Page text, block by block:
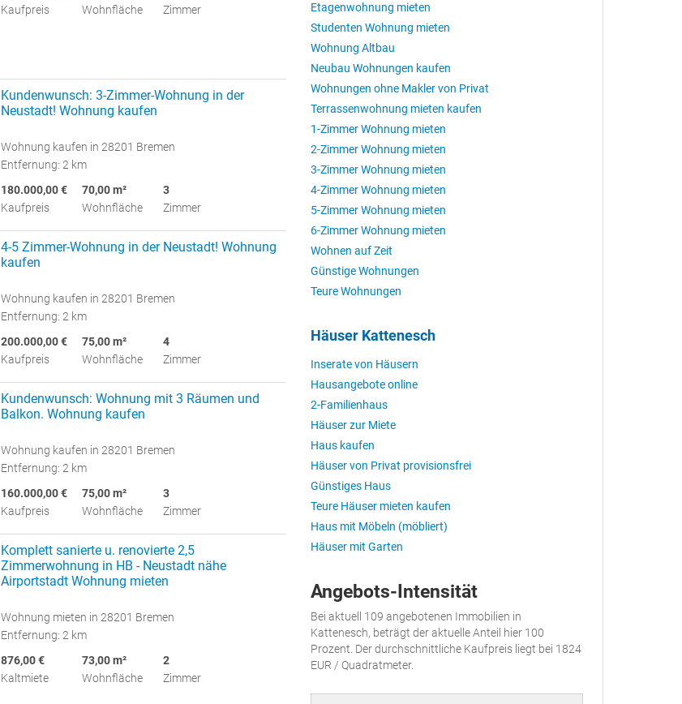
Kaufpreis
Wohnfläche
Zimmer
Kundenwunsch: 3-Zimmer-Wohnung in der
Neustadt! Wohnung kaufen
Wohnung kaufen in 28201 Bremen
Entfernung: 2 km
180.000,00 €
Kaufpreis
70,00 m²
Wohnfläche
3
Zimmer
4-5 Zimmer-Wohnung in der Neustadt! Wohnung
kaufen
Wohnung kaufen in 28201 Bremen
Entfernung: 2 km
200.000,00 €
Kaufpreis
75,00 m²
Wohnfläche
4
Zimmer
Kundenwunsch: Wohnung mit 3 Räumen und
Balkon. Wohnung kaufen
Wohnung kaufen in 28201 Bremen
Entfernung: 2 km
160.000,00 €
Kaufpreis
75,00 m²
Wohnfläche
3
Zimmer
Komplett sanierte u. renovierte 2,5
Zimmerwohnung in HB - Neustadt nähe
Airportstadt Wohnung mieten
Wohnung mieten in 28201 Bremen
Entfernung: 2 km
876,00 €
Kaltmiete
73,00 m²
Wohnfläche
2
Zimmer
Etagenwohnung mieten
Studenten Wohnung mieten
Wohnung Altbau
Neubau Wohnungen kaufen
Wohnungen ohne Makler von Privat
Terrassenwohnung mieten kaufen
1-Zimmer Wohnung mieten
2-Zimmer Wohnung mieten
3-Zimmer Wohnung mieten
4-Zimmer Wohnung mieten
5-Zimmer Wohnung mieten
6-Zimmer Wohnung mieten
Wohnen auf Zeit
Günstige Wohnungen
Teure Wohnungen
Häuser Kattenesch
Inserate von Häusern
Hausangebote online
2-Familienhaus
Häuser zur Miete
Haus kaufen
Häuser von Privat provisionsfrei
Günstiges Haus
Teure Häuser mieten kaufen
Haus mit Möbeln (möbliert)
Häuser mit Garten
Angebots-Intensität
Bei aktuell 109 angebotenen Immobilien in
Kattenesch, beträgt der aktuelle Anteil hier 100
Prozent. Der durchschnittliche Kaufpreis liegt bei 1824
EUR / Quadratmeter.